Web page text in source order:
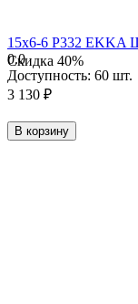
Скидка 40%
15х6-6 P332 EKKA
0.0
Доступность: 60 шт.
3 130 ₽
В корзину